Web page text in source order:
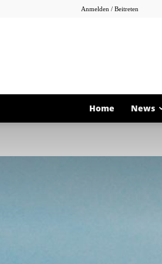
Anmelden / Beitreten
Home News